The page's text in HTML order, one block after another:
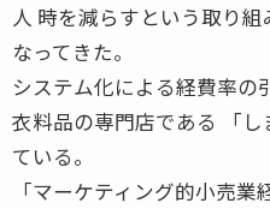
人 時を減らすという取り
なってきた。
システム化による経費率の
衣料品の専門店である 「
ている。
「マーケティング的小売